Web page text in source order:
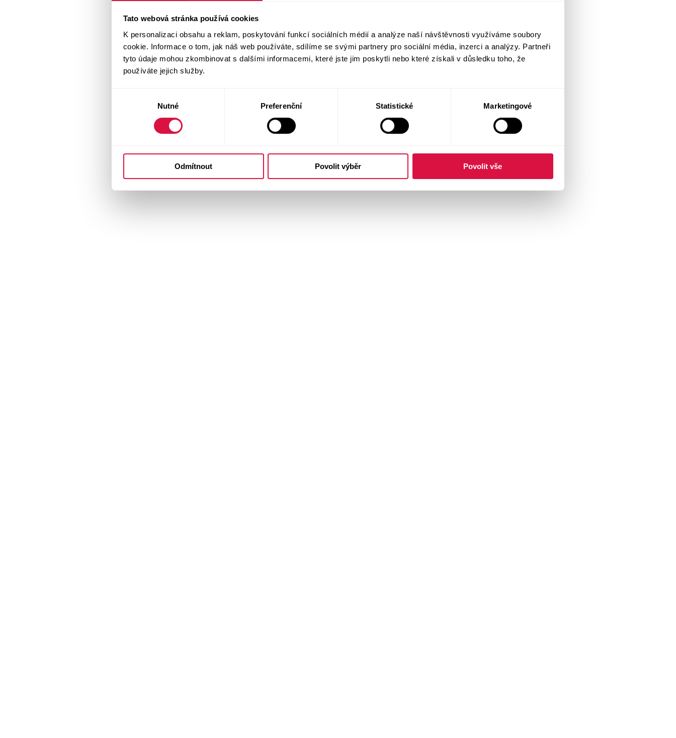
Tato webová stránka používá cookies
K personalizaci obsahu a reklam, poskytování funkcí sociálních médií a analýze naší návštěvnosti využíváme soubory
cookie. Informace o tom, jak náš web používáte, sdílíme se svými partnery pro sociální média, inzerci a analýzy. Partneři
tyto údaje mohou zkombinovat s dalšími informacemi, které jste jim poskytli nebo které získali v důsledku toho, že
používáte jejich služby.
Nutné Preferenční Statistické Marketingové
Odmítnout Povolit výběr Povolit vše